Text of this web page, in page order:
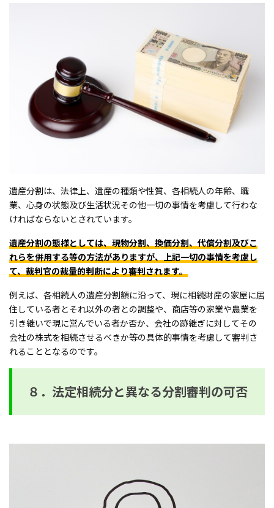
遺産分割は、法律上、遺産の種類や性質、各相続人の年齢、職
業、心身の状態及び生活状況その他一切の事情を考慮して行わな
ければならないとされています。
遺産分割の態様としては、現物分割、換価分割、代償分割及びこ
れらを併用する等の方法がありますが、上記一切の事情を考慮し
て、裁判官の裁量的判断により審判されます。
例えば、各相続人の遺産分割額に沿って、現に相続財産の家屋に居
住している者とそれ以外の者との調整や、商店等の家業や農業を
引き継いで現に営んでいる者か否か、会社の跡継ぎに対してその
会社の株式を相続させるべきか等の具体的事情を考慮して審判さ
れることとなるのです。
８．法定相続分と異なる分割審判の可否